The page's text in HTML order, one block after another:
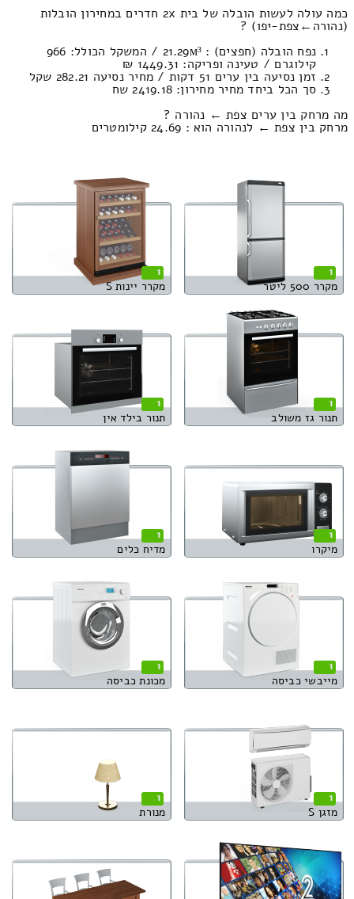
כמה עולה לעשות הובלה של בית 2x חדרים במחירון הובלות
(נהורה‎←‏צפת-יפו) ?
נפח הובלה (חפצים) : 21.29м³ / המשקל הכולל: 966
קילוגרם / טעינה ופריקה: 1449.31 ₪
זמן נסיעה בין ערים 51 דקות / מחיר נסיעה 282.21 שקל
סך הכל ביחד מחיר מחירון: 2419.18 שח
מה מרחק בין ערים צפת ← נהורה ?
מרחק בין צפת ← לנהורה הוא : 24.69 קילומטרים
1
מקרר 500 ליטר
1
מקרר יינות S
1
תנור גז משולב
1
תנור בילד אין
1
מיקרו
1
מדיח כלים
1
מייבשי כביסה
1
מכונת כביסה
1
מזגן S
1
מנורת